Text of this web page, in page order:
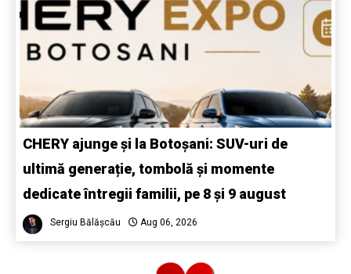
CHERY ajunge și la Botoșani: SUV-uri de
ultimă generație, tombolă și momente
dedicate întregii familii, pe 8 și 9 august
Sergiu Bălășcău Aug 06, 2026